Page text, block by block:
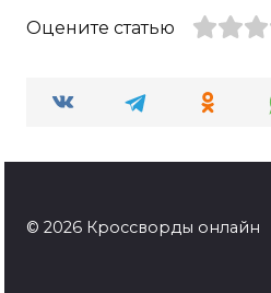
Оцените статью
© 2026 Кроссворды онлайн